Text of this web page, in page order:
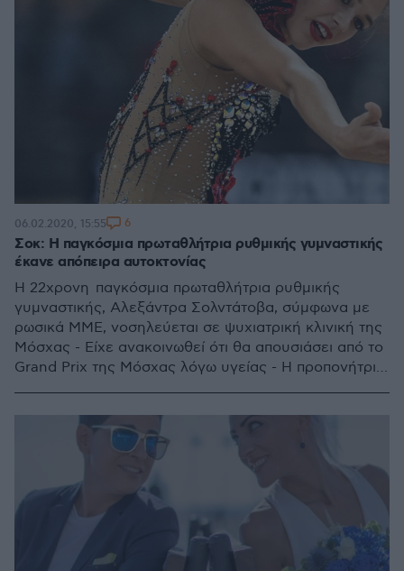
Σοκ: Η παγκόσμια πρωταθλήτρια ρυθμικής γυμναστικής
έκανε απόπειρα αυτοκτονίας
Η 22χρονη παγκόσμια πρωταθλήτρια ρυθμικής
γυμναστικής, Αλεξάντρα Σολντάτοβα, σύμφωνα με
ρωσικά ΜΜΕ, νοσηλεύεται σε ψυχιατρική κλινική της
Μόσχας - Είχε ανακοινωθεί ότι θα απουσιάσει από το
Grand Prix της Μόσχας λόγω υγείας - Η προπονήτριά
06.02.2020, 15:55 6